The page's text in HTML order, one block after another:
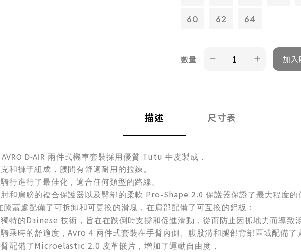
60 62 64
數量
描述 尺寸表
AVRO D-AIR 兩件式機車套裝採用優質 Tutu牛皮製成，
和褲子組成，腰間有舒適耐用的拉鍊。
行進行了最佳化，適合任何類型的路線。
和肩膀的複合保護器以及臀部的柔軟 Pro-Shape 2.0保護器保證了最大程度的
膝蓋處配備了可拆卸和可更換的滑塊，在肩部配備了可互換的鋁板：
特的Dainese技術，旨在在跌倒時支撐和促進滑動，從而防止因抓地力而導致
乘時的舒適度，Avro 4 兩件式套裝在手臂內側、腹股溝和腿部背部區域配備了
配備了 Microelastic 2.0 皮革嵌片，增加了運動自由度，